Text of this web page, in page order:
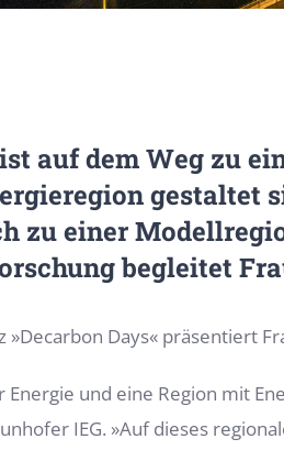
auf dem Weg zu
zu einer
begleitet
Days« präsentiert
Energie und eine Region mit
IEG. »Auf dieses